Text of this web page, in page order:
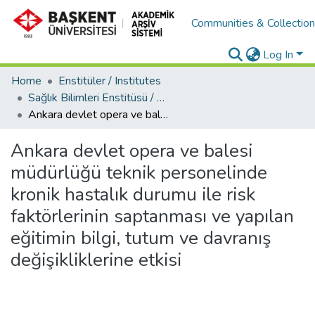
Communities &
Log In
Home
Enstitüler / Institutes
Sağlık Bilimleri Enstitüsü / Health Science Institute
Ankara devlet opera ve balesi müdürlüğü teknik personelinde kronik hastalık durumu ile risk faktörlerinin saptanması ve yapılan eğitimin bilgi, tutum ve davranış değişikliklerine etkisi
Ankara devlet opera ve balesi
müdürlüğü teknik personelinde
kronik hastalık durumu ile risk
faktörlerinin saptanması ve yapılan
eğitimin bilgi, tutum ve davranış
değişikliklerine etkisi